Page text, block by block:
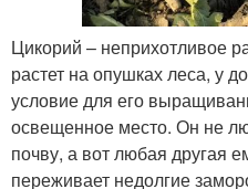
Цикорий – неприхотливое
растет на опушках леса, у
условие для его
освещенное место. Он не
почву, а вот любая другая
переживает недолгие